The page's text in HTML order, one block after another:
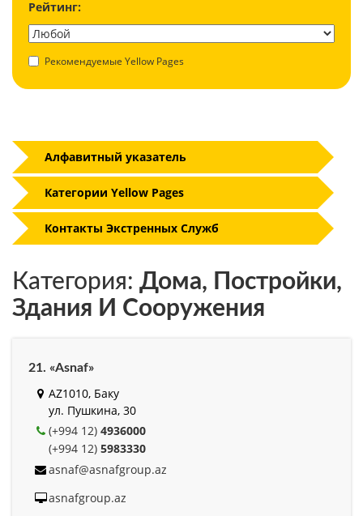
Рейтинг:
Рекомендуемые Yellow Pages
Категория: Дома, Постройки,
Здания И Сооружения
21. «Asnaf»
AZ1010, Баку
ул. Пушкина, 30
(+994 12) 4936000
(+994 12) 5983330
asnaf@asnafgroup.az
asnafgroup.az
Алфавитный указатель
Категории Yellow Pages
Контакты Экстренных Служб